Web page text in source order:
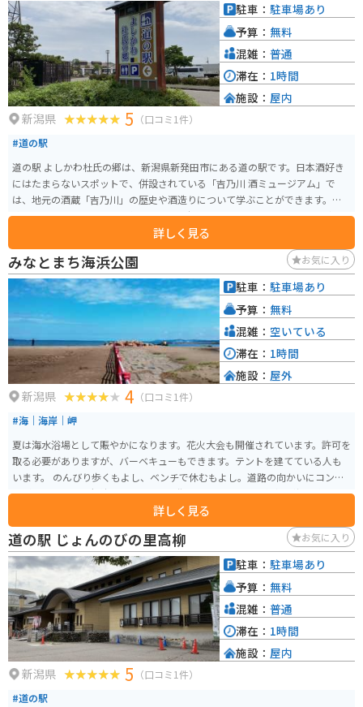
山登山道や、恋人岬、番神海水浴場など観光スポットも充実しています。
新潟県 5 （口コミ1件）
#道の駅
道の駅 よしかわ杜氏の郷は、新潟県新発田市にある道の駅です。日本酒好き
にはたまらないスポットで、併設されている「吉乃川 酒ミュージアム」で
は、地元の酒蔵「吉乃川」の歴史や酒造りについて学ぶことができます。試
飲コーナーもあるので、お気に入りの一杯を見つけてみてください。 食事処
では、地元の食材をふんだんに使った料理が楽しめます。特に、新潟名物の
へぎそばはおすすめです。お土産コーナーには、日本酒はもちろん、地元の
特産品が充実しているので、旅の思い出にぜひどうぞ。 バイクで訪れる際
は、道の駅に隣接する「紫雲寺記念公園」の駐車場が便利です。公園内に
は、桜の名所としても知られる「紫雲寺潟」が広がり、景色を楽しむことが
できます。道の駅 よしかわ杜氏の郷は、周辺の観光スポットへのアクセスも
良いので、観光拠点としても最適です。
詳しく見る
駐車： 駐車場あり
予算： 無料
混雑： 普通
滞在： 1時間
施設： 屋内
みなとまち海浜公園 お気に入り
新潟県 4 （口コミ1件）
#海｜海岸｜岬
夏は海水浴場として賑やかになります。花火大会も開催されています。許可を
取る必要がありますが、バーベキューもできます。テントを建てている人も
います。 のんびり歩くもよし、ベンチで休むもよし。道路の向かいにコンビ
ニがあるので、利便性も良いです。市街地から近いので、気軽に海を眺めて
リフレッシュするには良いスポットです。
詳しく見る
駐車： 駐車場あり
予算： 無料
混雑： 空いている
滞在： 1時間
施設： 屋外
道の駅 じょんのびの里高柳 お気に入り
新潟県 5 （口コミ1件）
#道の駅
駐車： 駐車場あり
予算： 無料
混雑： 普通
滞在： 1時間
施設： 屋内